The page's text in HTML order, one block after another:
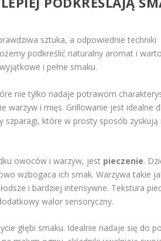
sztuka, a odpowiednie techniki
podkreślić naturalny aromat i
i pełne smaku.
nie tylko nadaje potrawom
warzyw i mięs. Grillowanie jest idealne
szparagi, które w prosty sposób zyskują
owoców i warzyw, jest pieczenie.
wzbogaca ich smak. Warzywa takie
i bardziej intensywne. Tekstura
walor sensoryczny.
głębi smaku. Idealnie nadaje się do